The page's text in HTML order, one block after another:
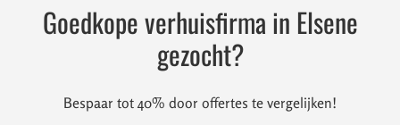
Goedkope verhuisfirma in Elsene
gezocht?
Bespaar tot 40% door offertes te vergelijken!